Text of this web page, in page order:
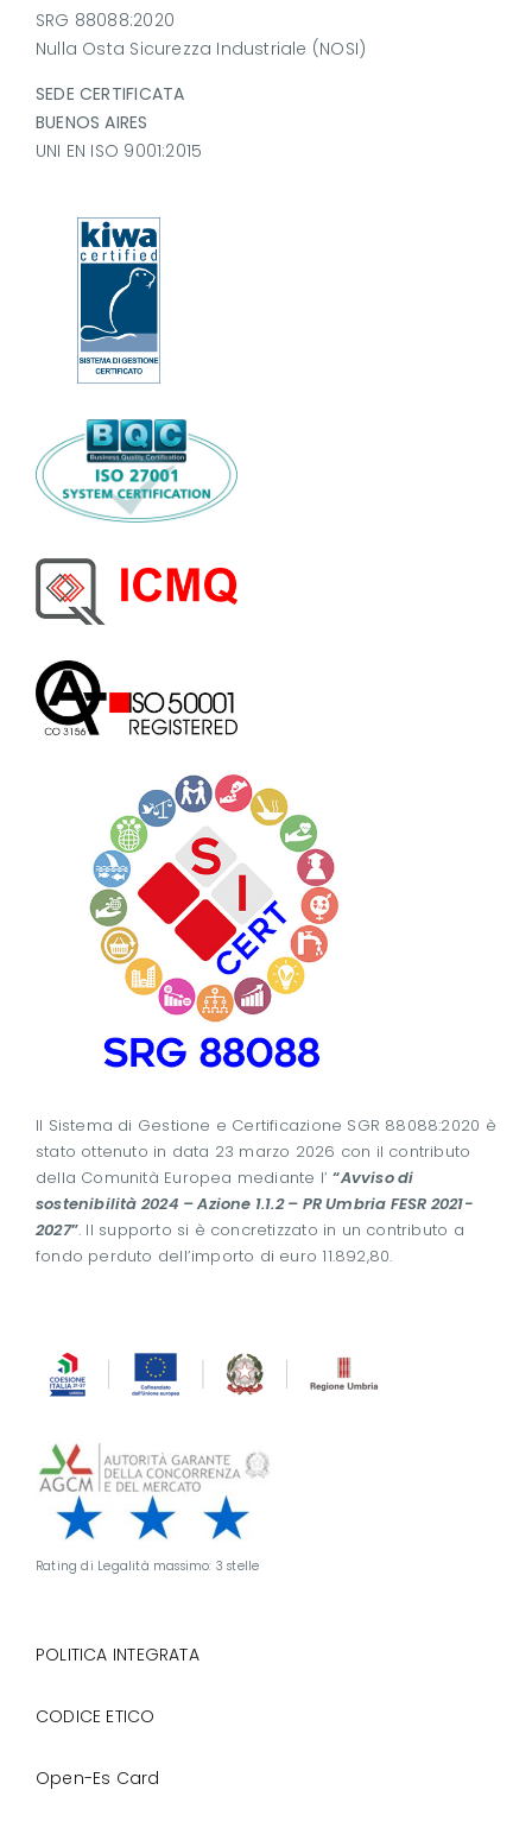
SRG 88088:2020
Nulla Osta Sicurezza Industriale (NOSI)
SEDE CERTIFICATA
BUENOS AIRES
UNI EN ISO 9001:2015
Il Sistema di Gestione e Certificazione SGR 88088:2020 è
stato ottenuto in data 23 marzo 2026 con il contributo
della Comunità Europea mediante l’“Avviso di
sostenibilità 2024 – Azione 1.1.2 – PR Umbria FESR 2021-
2027”. Il supporto si è concretizzato in un contributo a
fondo perduto dell’importo di euro 11.892,80.
Rating di Legalità massimo: 3 stelle
POLITICA INTEGRATA
CODICE ETICO
Open-Es Card